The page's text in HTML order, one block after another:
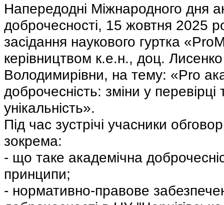
Напередодні Міжнародного дня
доброчесності, 15 жовтня 2025
засідання наукового гуртка
керівництвом к.е.н., доц.
Володимирівни, на тему: «Pro
доброчесність: зміни у перевірці
унікальність».
Під час зустрічі учасники
зокрема:
- що таке академічна
принципи;
- нормативно-правове